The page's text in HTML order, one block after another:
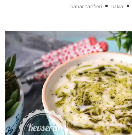
bahar tarifleri • bakla •